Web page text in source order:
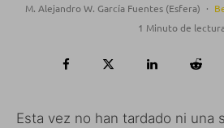
M. Alejandro W. García Fuentes (Esfera) ·
1 Minuto de
Esta vez no han tardado ni una